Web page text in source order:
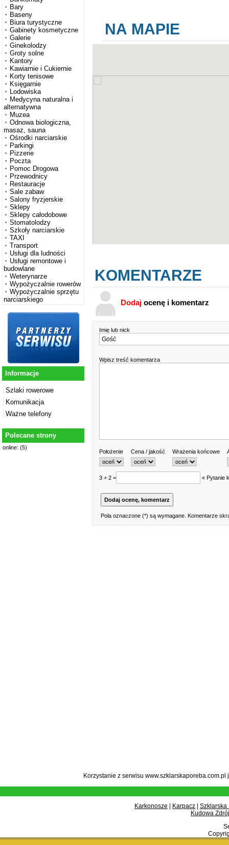
Bary
Baseny
Biura turystyczne
Gabinety kosmetyczne
Galerie
Ginekolodzy
Groty solne
Kantory
Kawiarnie i Cukiernie
Korty tenisowe
Księgarnie
Lodowiska
Medycyna naturalna i
alternatywna
Muzea
Odnowa biologiczna,
masaz, sauna
Ośrodki narciarskie
Parkingi
Pizzerie
Poczta
Pomoc Drogowa
Przewodnicy
Restauracje
Sale zabaw
Salony fryzjerskie
Sklepy
Sklepy całodobowe
Stomatolodzy
Szkoły narciarskie
TAXI
Transport
Usługi dla ludności
Usługi remontowe i
budowlane
Weterynarze
Wypożyczalnie rowerów
Wypożyczalnie sprzętu
narciarskiego
Informacje
Szlaki rowerowe
Komunikacja
Ważne telefony
Polecane strony
online: (5)
NA MAPIE
KOMENTARZE
Dodaj ocenę i komentarz
Imię lub nick
Wpisz treść komentarza
Położenie Cena / jakość Wrażenia końcowe
3 + 2 = « Pytanie
Pola oznaczone (*) są wymagane. Komentarze
Korzystanie z serwisu
Karkonosze Karpacz
Szklarska
Kudowa